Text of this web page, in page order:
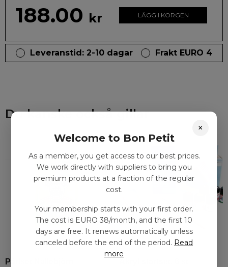
188.00 kr LÄGG I KORGEN
Leveranstid: 2-10 dagar Frakt EURO 4
Du kanske också gillar
Pärlset Nallebjörn
×
Welcome to Bon Petit
As a member, you get access to our best prices.
We work directly with suppliers to bring you
premium products at a fraction of the regular
cost.
Your membership starts with your first order.
The cost is EURO 38/month, and the first 10
days are free. It renews automatically unless
canceled before the end of the period. Read
more